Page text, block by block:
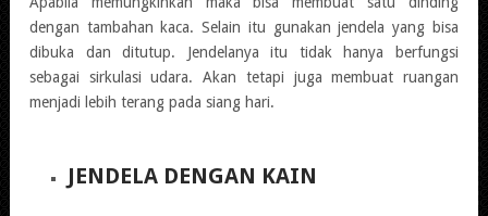
dengan tambahan kaca. Selain itu gunakan jendela yang bisa
dibuka dan ditutup. Jendelanya itu tidak hanya berfungsi
sebagai sirkulasi udara. Akan tetapi juga membuat ruangan
menjadi lebih terang pada siang hari.
JENDELA DENGAN KAIN